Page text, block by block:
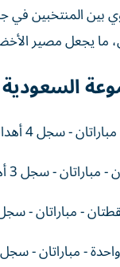
بين المنتخبين في
ما يجعل مصير
السعودية
سجل 3 أهداف - استقبل 3 أهداف.
- مباراتان -
- مباراتان - سجل